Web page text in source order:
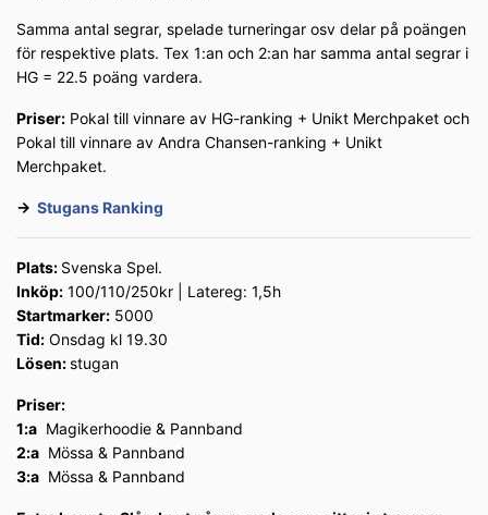
Samma antal segrar, spelade turneringar osv delar på poängen
för respektive plats. Tex 1:an och 2:an har samma antal segrar i
HG = 22.5 poäng vardera.
Priser: Pokal till vinnare av HG-ranking + Unikt Merchpaket och
Pokal till vinnare av Andra Chansen-ranking + Unikt
Merchpaket.
→ Stugans Ranking
Plats: Svenska Spel.
Inköp: 100/110/250kr | Latereg: 1,5h
Startmarker: 5000
Tid: Onsdag kl 19.30
Lösen:stugan
Priser:
1:a Magikerhoodie & Pannband
2:a Mössa & Pannband
3:a Mössa & Pannband